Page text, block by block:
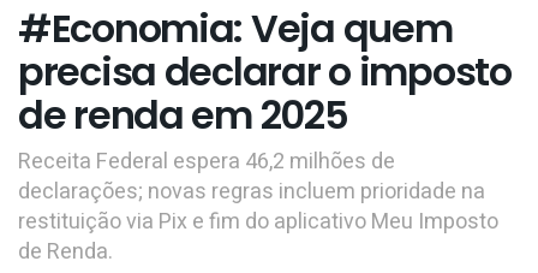
#Economia: Veja quem
precisa declarar o imposto
de renda em 2025
Receita Federal espera 46,2 milhões de
declarações; novas regras incluem prioridade na
restituição via Pix e fim do aplicativo Meu Imposto
de Renda.